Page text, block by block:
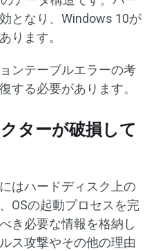
となり、Windows 10が
ります。
ンテーブルエラーの考
する必要があります。
ターが破損して
はハードディスク上の
OSの起動プロセスを完
き必要な情報を格納し
ス攻撃やその他の理由